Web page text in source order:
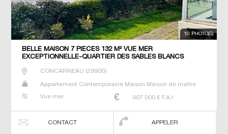
10 PHOTO(S)
BELLE MAISON 7 PIECES 132 M² VUE MER
EXCEPTIONNELLE-QUARTIER DES SABLES BLANCS
CONCARNEAU (29900)
Appartement Contemporaine Maison Maison de maitre
Vue mer
907 000 € F.A.I
CONTACT APPELER